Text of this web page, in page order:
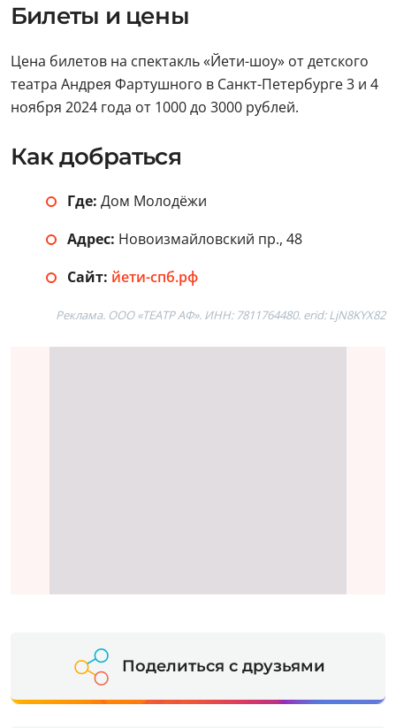
Билеты и цены
Цена билетов на спектакль «Йети-шоу» от детского
театра Андрея Фартушного в Санкт-Петербурге 3 и 4
ноября 2024 года от 1000 до 3000 рублей.
Как добраться
Где: Дом Молодёжи
Адрес: Новоизмайловский пр., 48
Сайт: йети-спб.рф
Реклама. ООО «ТЕАТР АФ». ИНН: 7811764480. erid: LjN8KYX82
Поделиться с друзьями